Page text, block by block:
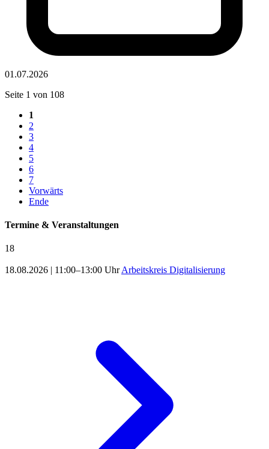
01.07.2026
Seite 1 von 108
1
2
3
4
5
6
7
Vorwärts
Ende
Termine & Veranstaltungen
18
18.08.2026 | 11:00–13:00 Uhr Arbeitskreis Digitalisierung